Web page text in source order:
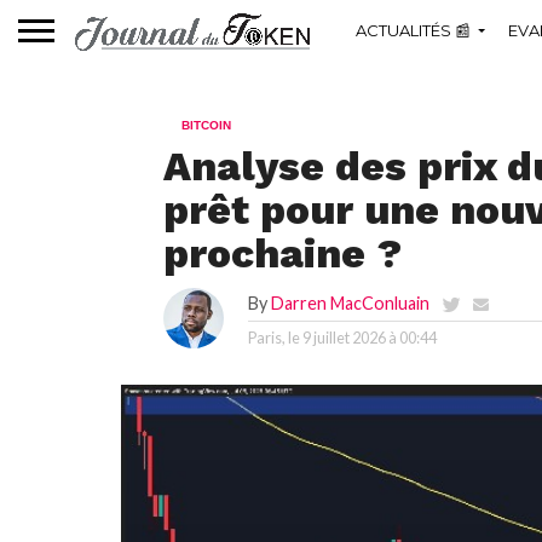
ACTUALITÉS 📰
BITCOIN
Analyse des prix
prêt pour une
prochaine ?
ByDarren MacConluain
Paris, le 9 juillet 2026 à 00:44